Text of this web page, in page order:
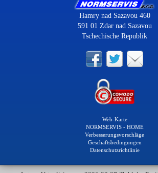
Hamry nad Sazavou 460
591 01 Zdar nad Sazavou
Tschechische Republik
Web-Karte
NORMSERVIS - HOME
Verbesserungsvorschläge
Geschäftsbedingungen
Datenschutzrichtlinie